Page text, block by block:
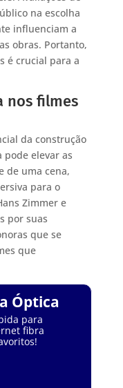
na escolha
influenciam a
obras. Portanto,
é crucial para a
nos filmes
da construção
pode elevar as
de uma cena,
para o
Zimmer e
por suas
que se
que
Óptica
para
fibra